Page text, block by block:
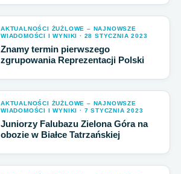
AKTUALNOŚCI ŻUŻLOWE – NAJNOWSZE
WIADOMOŚCI I WYNIKI · 28 STYCZNIA 2023
Znamy termin pierwszego
zgrupowania Reprezentacji Polski
AKTUALNOŚCI ŻUŻLOWE – NAJNOWSZE
WIADOMOŚCI I WYNIKI · 7 STYCZNIA 2023
Juniorzy Falubazu Zielona Góra na
obozie w Białce Tatrzańskiej